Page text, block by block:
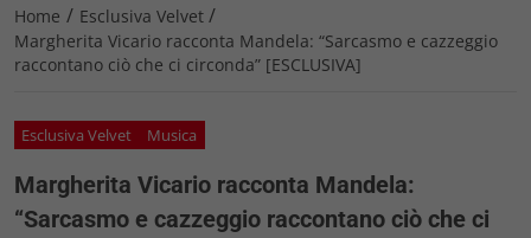
Home / Esclusiva Velvet /
Margherita Vicario racconta Mandela: “Sarcasmo e cazzeggio
raccontano ciò che ci circonda” [ESCLUSIVA]
Esclusiva Velvet Musica
Margherita Vicario racconta Mandela:
“Sarcasmo e cazzeggio raccontano ciò che ci